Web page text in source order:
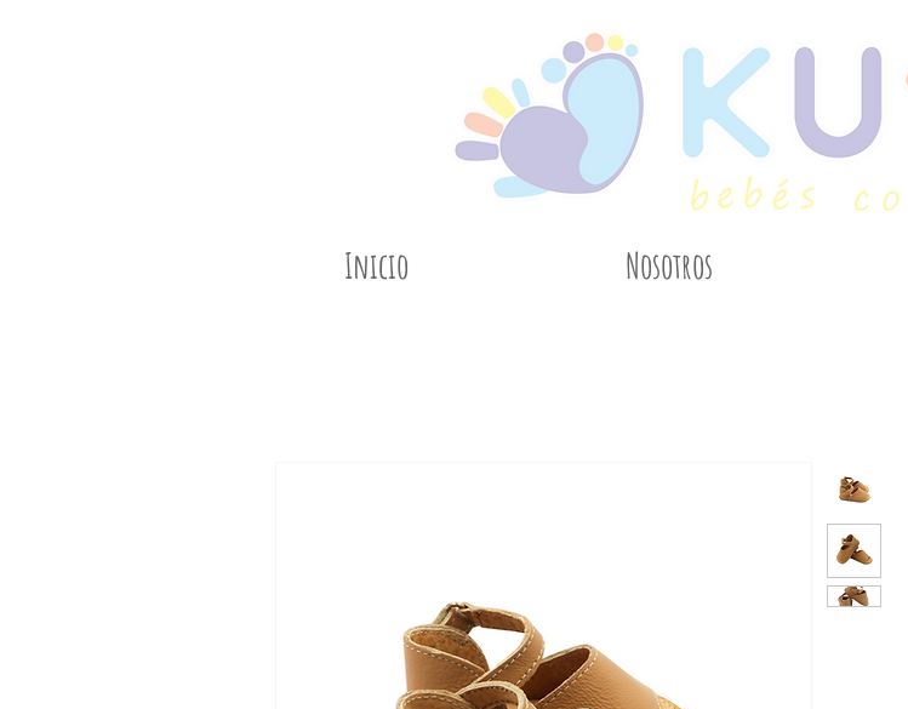
Inicio Nosotros